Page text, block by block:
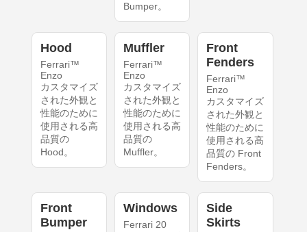
Bumper。
Hood
Ferrari™
Enzo
カスタマイズ
された外観と
性能のために
使用される高
品質の
Hood。
Muffler
Ferrari™
Enzo
カスタマイズ
された外観と
性能のために
使用される高
品質の
Muffler。
Front
Fenders
Ferrari™
Enzo
カスタマイズ
された外観と
性能のために
使用される高
品質の Front
Fenders。
Front
Bumper
Windows
Ferrari 20
Side
Skirts